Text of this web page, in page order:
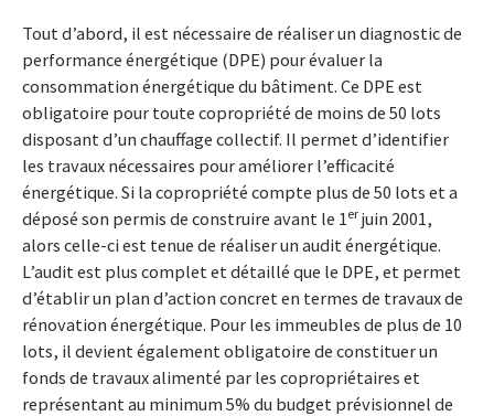
Tout d’abord, il est nécessaire de réaliser un diagnostic de
performance énergétique (DPE) pour évaluer la
consommation énergétique du bâtiment. Ce DPE est
obligatoire pour toute copropriété de moins de 50 lots
disposant d’un chauffage collectif. Il permet d’identifier
les travaux nécessaires pour améliorer l’efficacité
énergétique. Si la copropriété compte plus de 50 lots et a
déposé son permis de construire avant le 1 er juin 2001,
alors celle-ci est tenue de réaliser un audit énergétique.
L’audit est plus complet et détaillé que le DPE, et permet
d’établir un plan d’action concret en termes de travaux de
rénovation énergétique. Pour les immeubles de plus de 10
lots, il devient également obligatoire de constituer un
fonds de travaux alimenté par les copropriétaires et
représentant au minimum 5% du budget prévisionnel de